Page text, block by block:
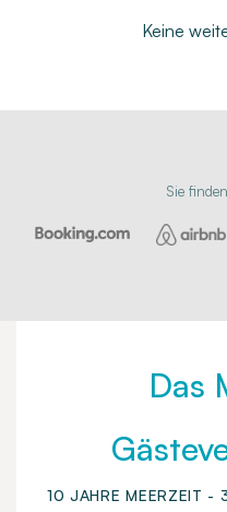
Keine
Sie
Das
10 JAHRE MEERZEIT -